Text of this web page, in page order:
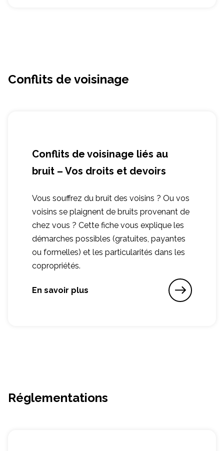
Conflits de voisinage
Conflits de voisinage liés au
bruit – Vos droits et devoirs
Vous souffrez du bruit des voisins ? Ou vos
voisins se plaignent de bruits provenant de
chez vous ? Cette fiche vous explique les
démarches possibles (gratuites, payantes
ou formelles) et les particularités dans les
copropriétés.
En savoir plus
Réglementations